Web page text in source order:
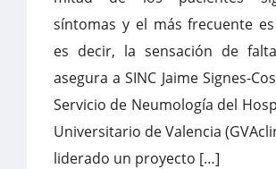
síntomas y el más frecuente
es decir, la sensación de
asegura a SINC Jaime Signes-
Servicio de Neumología del
Universitario de Valencia
liderado un proyecto […]